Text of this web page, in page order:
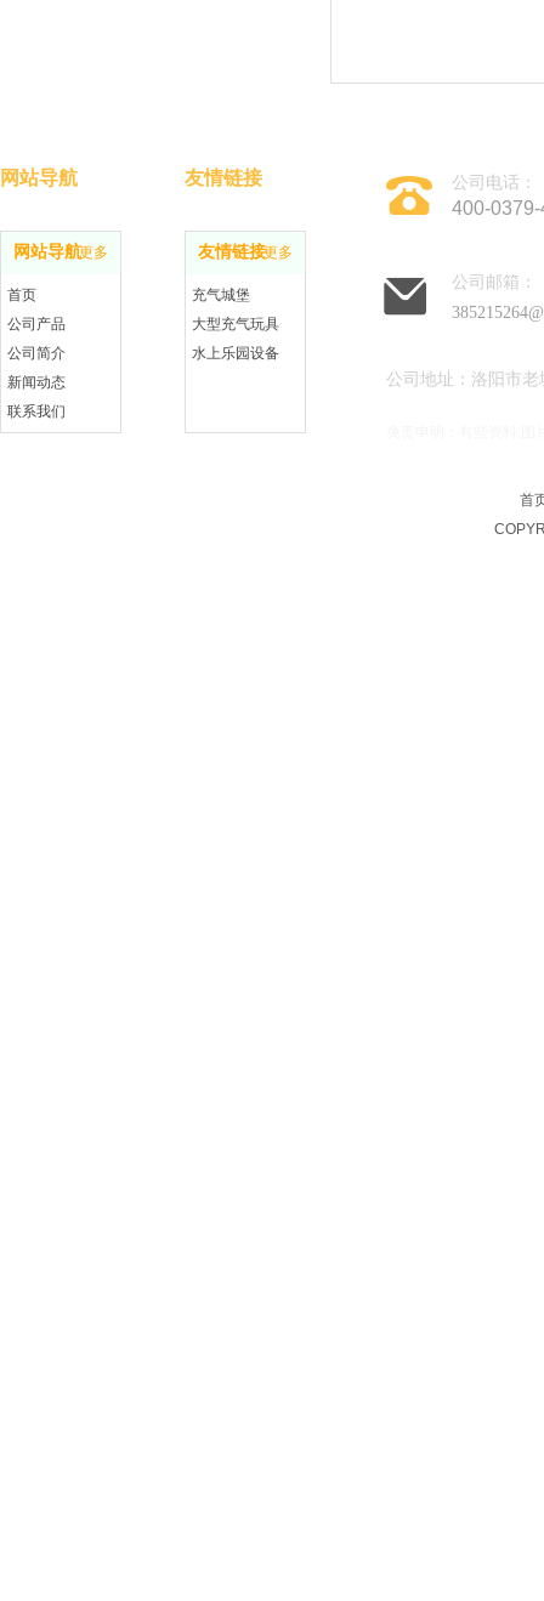
网站导航更多
首页
公司产品
公司简介
新闻动态
联系我们
友情链接更多
充气城堡
大型充气玩具
水上乐园设备
网站导航 友情链接 公司电话：
400-
公司邮箱：
公司地址：洛阳市
首